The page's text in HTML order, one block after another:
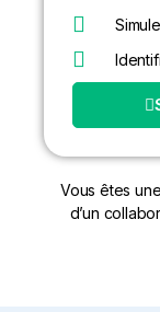
Vous êtes
d’un